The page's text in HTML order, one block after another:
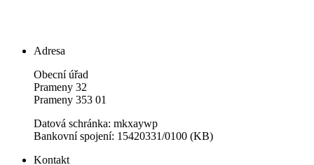
Adresa
Obecní úřad
Prameny 32
Prameny 353 01
Datová schránka: mkxaywp
Bankovní spojení: 15420331/0100 (KB)
Kontakt